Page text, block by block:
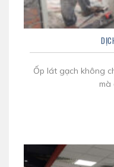
Ốp lát gạch không
mà